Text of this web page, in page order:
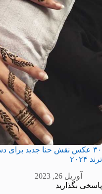
۳۰ عکس نقش حنا جدید
ترند ۲۰۲۴
آوریل 26, 2023
پاسخی بگذارید